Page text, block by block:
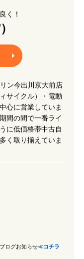
く！
ン今出川京大前店
サイクル）・電動
心に営業していま
間の間で一番ライ
に低価格帯中古自
く取り揃えていま
ログお知らせ≪コチラ